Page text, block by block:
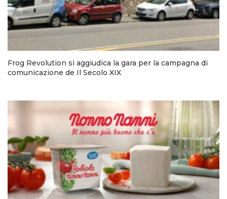
Frog Revolution si aggiudica la gara per la campagna di
comunicazione de Il Secolo XIX